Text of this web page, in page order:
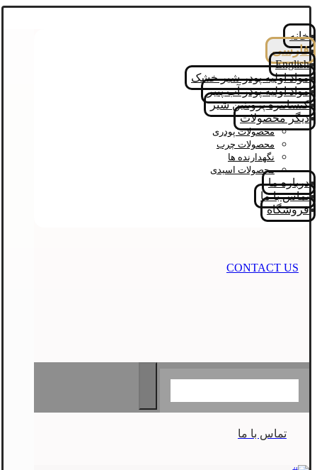
خانه
فارسی
English
مواد اولیه پودر شیر خشک
مواد اولیه پودر آب پنیر
کنسانتره پروتئین شیر
دیگر محصولات
محصولات پودری
محصولات چرب
نگهدارنده ها
محصولات اسیدی
درباره ما
تماس با ما
فروشگاه
CONTACT US
تماس با ما